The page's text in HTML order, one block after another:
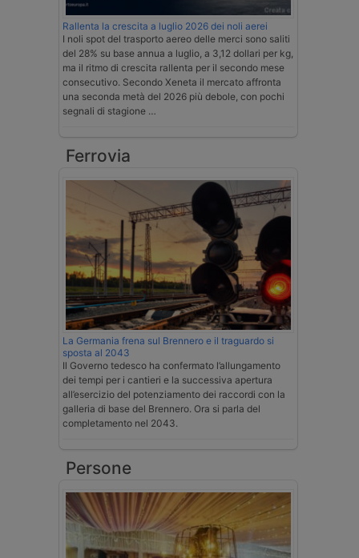
Rallenta la crescita a luglio 2026 dei noli aerei
I noli spot del trasporto aereo delle merci sono saliti
del 28% su base annua a luglio, a 3,12 dollari per kg,
ma il ritmo di crescita rallenta per il secondo mese
consecutivo. Secondo Xeneta il mercato affronta
una seconda metà del 2026 più debole, con pochi
segnali di stagione …
Ferrovia
La Germania frena sul Brennero e il traguardo si
sposta al 2043
Il Governo tedesco ha confermato l’allungamento
dei tempi per i cantieri e la successiva apertura
all’esercizio del potenziamento dei raccordi con la
galleria di base del Brennero. Ora si parla del
completamento nel 2043.
Persone